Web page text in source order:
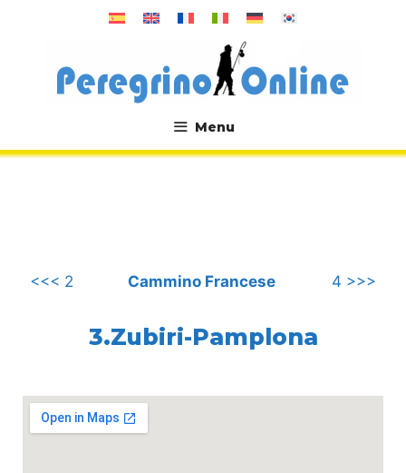
Menu
.
<<< 2 Cammino Francese 4 >>>
3.Zubiri-Pamplona